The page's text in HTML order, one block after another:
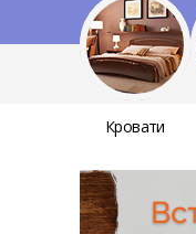
Кровати